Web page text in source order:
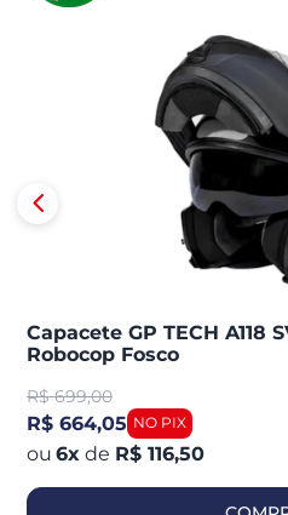
Capacete GP TECH A118
Robocop Fosco
R$ 699,00
R$ 664,05
6x de R$ 116,50